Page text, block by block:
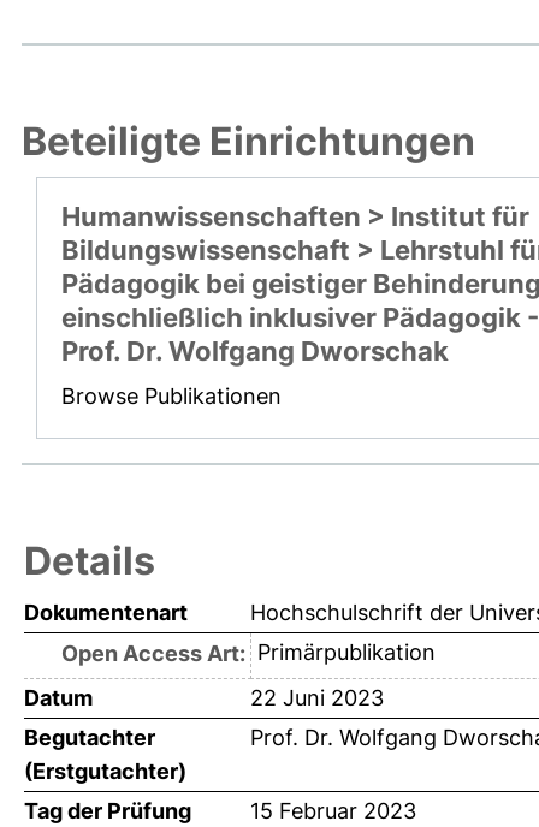
Beteiligte Einrichtungen
Humanwissenschaften > Institut für
Bildungswissenschaft > Lehrstuhl
Pädagogik bei geistiger
einschließlich inklusiver Pädagogik -
Prof. Dr. Wolfgang Dworschak
Browse Publikationen
Details
Dokumentenart
Hochschulschrift der
Open Access Art: Primärpublikation
Datum
22 Juni 2023
Begutachter
(Erstgutachter)
Prof. Dr. Wolfgang
Tag der Prüfung
15 Februar 2023